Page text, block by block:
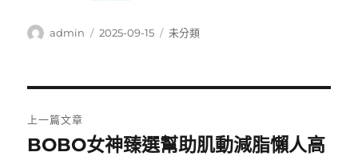
作
admin
發
2025-09-15
分
未分類
章
上一篇文章
上
BOBO女神臻選幫助肌動減脂懶人高